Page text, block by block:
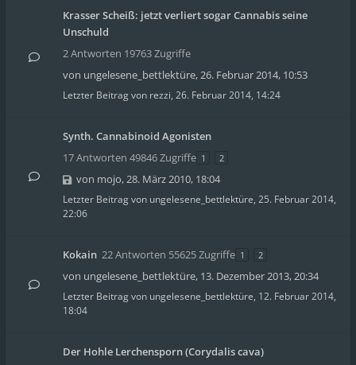
Krasser Scheiß: jetzt verliert sogar Cannabis seine
Unschuld
2 Antworten 19763 Zugriffe
von ungelesene_bettlektüre,26. Februar 2014, 10:53
Letzter Beitrag von rezzi, 26. Februar 2014, 14:24
Synth. Cannabinoid Agonisten
17 Antworten 49846 Zugriffe 1 2
von mojo,28. März 2010, 18:04
Letzter Beitrag von ungelesene_bettlektüre, 25. Februar 2014,
22:06
Kokain 22 Antworten 55625 Zugriffe 1 2
von ungelesene_bettlektüre, 13. Dezember 2013, 20:34
Letzter Beitrag von ungelesene_bettlektüre, 12. Februar 2014,
18:04
Der Hohle Lerchensporn (Corydalis cava)